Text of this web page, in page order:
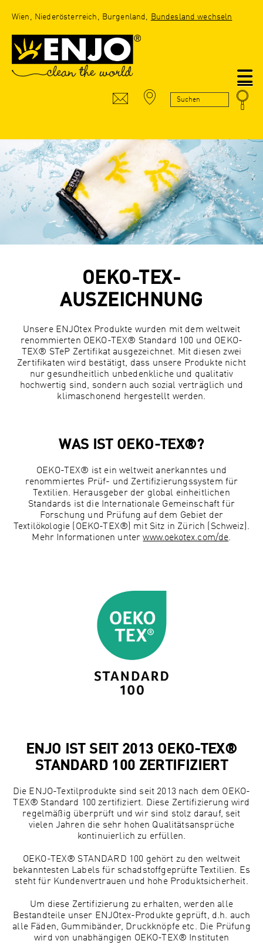
Wien, Niederösterreich, Burgenland, Bundesland wechseln
OEKO-TEX-
AUSZEICHNUNG
Unsere ENJOtex Produkte wurden mit dem weltweit
renommierten OEKO-TEX® Standard 100 und OEKO-
TEX® STeP Zertifikat ausgezeichnet. Mit diesen zwei
Zertifikaten wird bestätigt, dass unsere Produkte nicht
nur gesundheitlich unbedenkliche und qualitativ
hochwertig sind, sondern auch sozial verträglich und
klimaschonend hergestellt werden.
WAS IST OEKO-TEX®?
OEKO-TEX® ist ein weltweit anerkanntes und
renommiertes Prüf- und Zertifizierungssystem für
Textilien. Herausgeber der global einheitlichen
Standards ist die Internationale Gemeinschaft für
Forschung und Prüfung auf dem Gebiet der
Textilökologie (OEKO-TEX®) mit Sitz in Zürich (Schweiz).
Mehr Informationen unterwww.oekotex.com/de.
ENJO IST SEIT 2013 OEKO-TEX®
STANDARD 100 ZERTIFIZIERT
Die ENJO-Textilprodukte sind seit 2013 nach dem OEKO-
TEX® Standard 100 zertifiziert. Diese Zertifizierung wird
regelmäßig überprüft und wir sind stolz darauf, seit
vielen Jahren die sehr hohen Qualitätsansprüche
kontinuierlich zu erfüllen.
OEKO-TEX® STANDARD 100 gehört zu den weltweit
bekanntesten Labels für schadstoffgeprüfte Textilien. Es
steht für Kundenvertrauen und hohe Produktsicherheit.
Um diese Zertifizierung zu erhalten, werden alle
Bestandteile unser ENJOtex-Produkte geprüft, d.h. auch
alle Fäden, Gummibänder, Druckknöpfe etc. Die Prüfung
wird von unabhängigen OEKO-TEX® Instituten